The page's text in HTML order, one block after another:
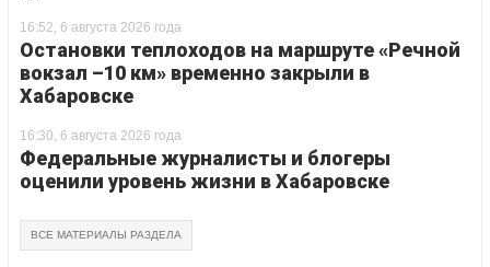
16:52, 6 августа 2026 года
Остановки теплоходов на маршруте «Речной
вокзал –10 км» временно закрыли в
Хабаровске
16:30, 6 августа 2026 года
Федеральные журналисты и блогеры
оценили уровень жизни в Хабаровске
ВСЕ МАТЕРИАЛЫ РАЗДЕЛА